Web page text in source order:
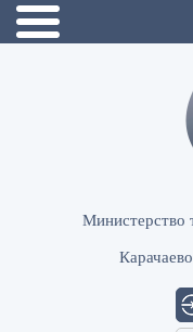
Министерство